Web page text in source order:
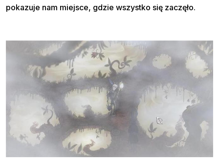
pokazuje nam miejsce, gdzie wszystko się zaczęło.